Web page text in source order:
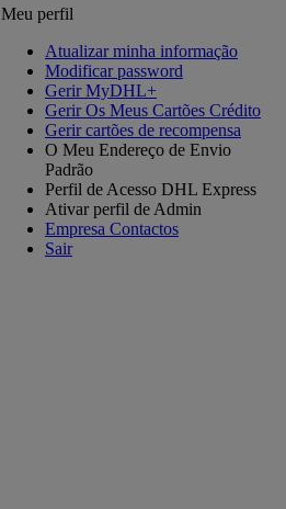
Meu perfil
Atualizar minha informação
Modificar password
Gerir MyDHL+
Gerir Os Meus Cartões Crédito
Gerir cartões de recompensa
O Meu Endereço de Envio
Padrão
Perfil de Acesso DHL Express
Ativar perfil de Admin
Empresa Contactos
Sair